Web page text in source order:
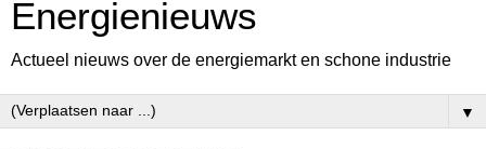
Energienieuws
Actueel nieuws over de energiemarkt en schone industrie
▼